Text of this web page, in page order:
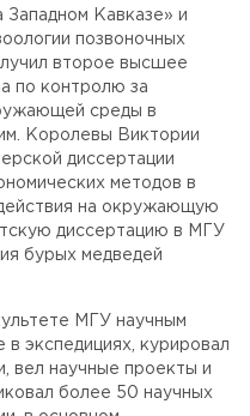
Кавказе» и
позвоночных
второе высшее
по контролю за
среды в
Королевы Виктории
диссертации
методов в
на окружающую
диссертацию в МГУ
бурых медведей
МГУ научным
в экспедициях, курировал
вел научные проекты и
более 50 научных